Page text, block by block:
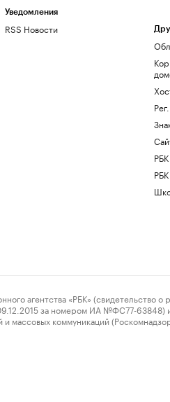
Уведомления
RSS Новости
«РБК» (свидетельство о
за номером ИА №ФС77-63848)
массовых коммуникаций